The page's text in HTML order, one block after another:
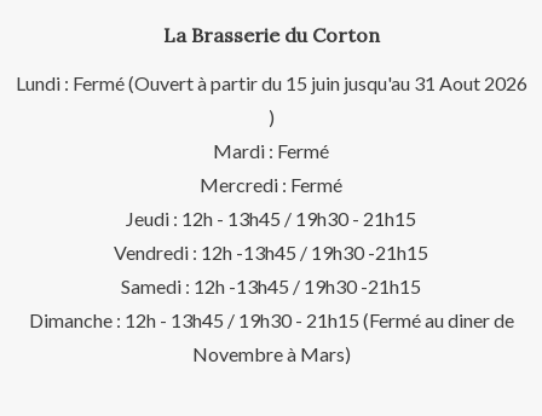
La Brasserie du Corton
Lundi : Fermé (Ouvert à partir du 15 juin jusqu'au 31 Aout 2026
)
Mardi : Fermé
Mercredi : Fermé
Jeudi : 12h - 13h45 / 19h30 - 21h15
Vendredi : 12h -13h45 / 19h30 -21h15
Samedi : 12h -13h45 / 19h30 -21h15
Dimanche : 12h - 13h45 / 19h30 - 21h15 (Fermé au diner de
Novembre à Mars)